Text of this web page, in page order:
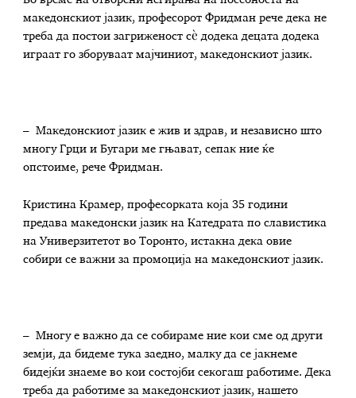
македонскиот јазик, професорот Фридман рече дека не
треба да постои загриженост сѐ додека децата додека
играат го зборуваат мајчиниот, македонскиот јазик.
– Македонскиот јазик е жив и здрав, и независно што
многу Грци и Бугари ме гњават, сепак ние ќе
опстоиме, рече Фридман.
Кристина Крамер, професорката која 35 години
предава македонски јазик на Катедрата по славистика
на Универзитетот во Торонто, истакна дека овие
собири се важни за промоција на македонскиот јазик.
– Многу е важно да се собираме ние кои сме од други
земји, да бидеме тука заедно, малку да се јакнеме
бидејќи знаеме во кои состојби секогаш работиме. Дека
треба да работиме за македонскиот јазик, нашето